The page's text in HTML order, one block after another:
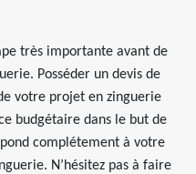
très importante avant de
Posséder un devis de
votre projet en zinguerie
budgétaire dans le but de
complétement à votre
N’hésitez pas à faire